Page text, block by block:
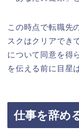
この時点で転職先
スクはクリアでき
について同意を得
を伝える前に目星
仕事を辞め